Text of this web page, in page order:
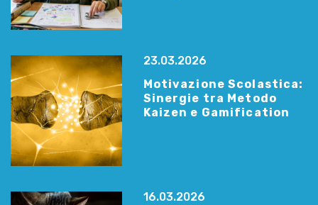
23.03.2026
Motivazione Scolastica:
Sinergie tra Metodo
Kaizen e Gamification
16.03.2026